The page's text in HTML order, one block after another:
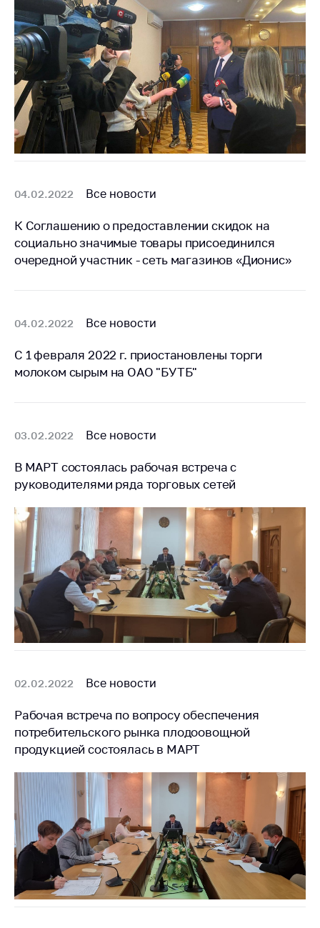
антимонопольного
регулирования и
конкурентной
политики
04.02.2022 Все новости
К Соглашению о предоставлении скидок на
социально значимые товары присоединился
очередной участник - сеть магазинов «Дионис»
04.02.2022 Все новости
С 1 февраля 2022 г. приостановлены торги
молоком сырым на ОАО "БУТБ"
03.02.2022 Все новости
В МАРТ состоялась рабочая встреча с
руководителями ряда торговых сетей
02.02.2022 Все новости
Рабочая встреча по вопросу обеспечения
потребительского рынка плодоовощной
продукцией состоялась в МАРТ